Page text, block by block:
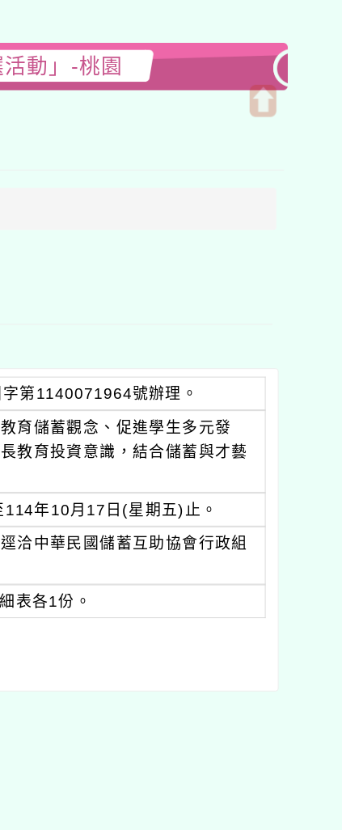
動」-桃園
第1140071964號辦理。
育儲蓄觀念、促進學生多元發
教育投資意識，結合儲蓄與才藝
年10月17日(星期五)止。
洽中華民國儲蓄互助協會行政組
表各1份。